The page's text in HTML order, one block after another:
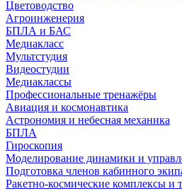
Цветоводство
Агроинженерия
БПЛА и БАС
Медиакласс
Мультстудия
Видеостудии
Медиаклассы
Профессиональные тренажёры
Авиация и космонавтика
Астрономия и небесная механика
БПЛА
Гироскопия
Моделирование динамики и
Подготовка членов кабинного
Ракетно-космические комплексы и